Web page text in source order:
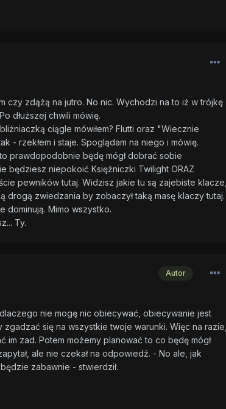
czy zdążą na jutro. No nic. Wychodzi na to iż w trójkę
dłuższej chwili mówię.
ciągle mówiłem? Flutti oraz "Wiecznie
- rzekłem i staje. Spoglądam na niego i mówię.
prawdopodobnie będę mógł dobrać sobie
będziesz niepokoić Księżniczki Twilight ORAZ
pewników tutaj. Widzisz jakie tu są zajebiste klacze,
drogą zwiedzania by zobaczył taką masę klaczy tutaj.
dominują. Mimo wszystko.
Ty.
Autor
nie mogę nic obiecywać, obiecywanie jest
się na wszystkie twoje warunki. Więc na razie,
zad. Potem możemy planować to co będę mógł
ale nie czekał na odpowiedź. - No ale, jak
zabawnie - stwierdził.